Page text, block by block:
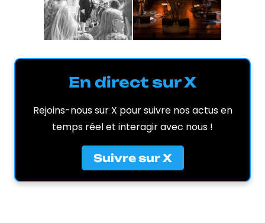
En direct sur X
Rejoins-nous sur X pour suivre nos actus en
temps réel et interagir avec nous !
Suivre sur X